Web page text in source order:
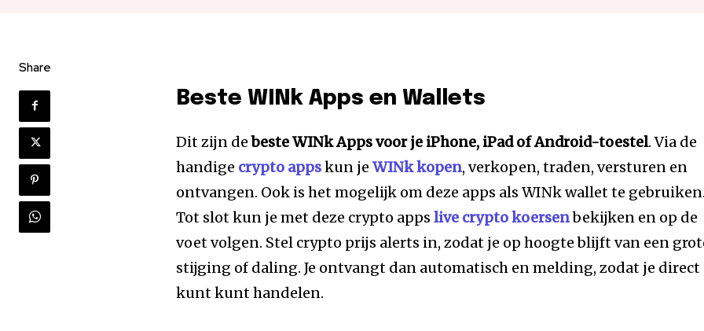
Share
Beste WINk Apps en Wallets
Dit zijn debeste WINk Apps voor je iPhone, iPad of Android-toestel. Via de
handige crypto appskun jeWINk kopen, verkopen, traden, versturen en
ontvangen. Ook is het mogelijk om deze apps als WINk wallet te gebruiken.
Tot slot kun je met deze crypto appslive crypto koersenbekijken en op de
voet volgen. Stel crypto prijs alerts in, zodat je op hoogte blijft van een
stijging of daling. Je ontvangt dan automatisch en melding, zodat je direct
kunt kunt handelen.